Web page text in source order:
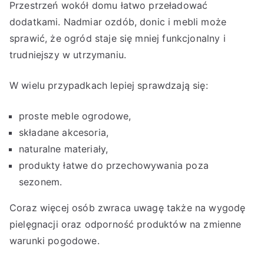
Przestrzeń wokół domu łatwo przeładować
dodatkami. Nadmiar ozdób, donic i mebli może
sprawić, że ogród staje się mniej funkcjonalny i
trudniejszy w utrzymaniu.
W wielu przypadkach lepiej sprawdzają się:
proste meble ogrodowe,
składane akcesoria,
naturalne materiały,
produkty łatwe do przechowywania poza
sezonem.
Coraz więcej osób zwraca uwagę także na wygodę
pielęgnacji oraz odporność produktów na zmienne
warunki pogodowe.